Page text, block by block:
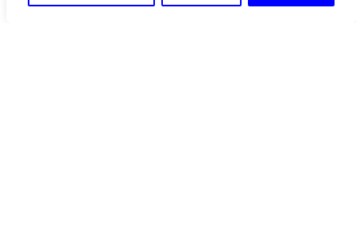
spiegati in sintesi. Il white paper curato da